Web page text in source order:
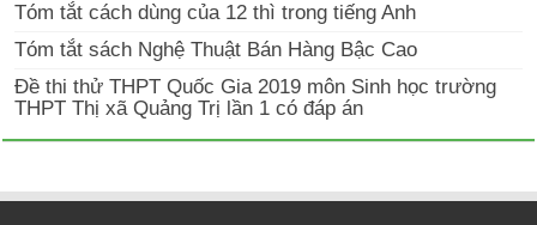
Tóm tắt cách dùng của 12 thì trong tiếng Anh
Tóm tắt sách Nghệ Thuật Bán Hàng Bậc Cao
Đề thi thử THPT Quốc Gia 2019 môn Sinh học trường
THPT Thị xã Quảng Trị lần 1 có đáp án